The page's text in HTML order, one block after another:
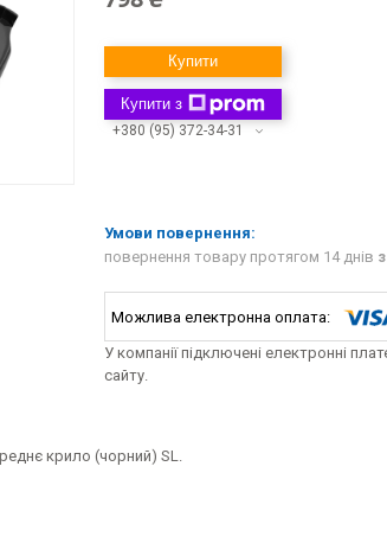
Купити
Купити з
+380 (95) 372-34-31
повернення товару протягом 14 днів
У компанії підключені електронні
сайту.
крило (чорний) SL.